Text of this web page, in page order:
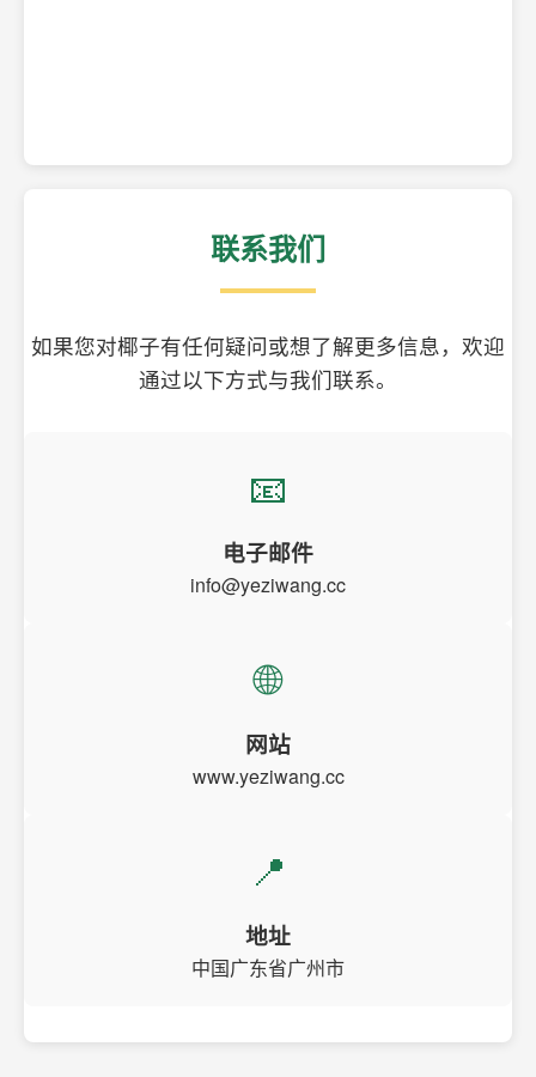
联系我们
如果您对椰子有任何疑问或想了解更多信息，欢迎
通过以下方式与我们联系。
📧
电子邮件
info@yeziwang.cc
🌐
网站
www.yeziwang.cc
📍
地址
中国广东省广州市